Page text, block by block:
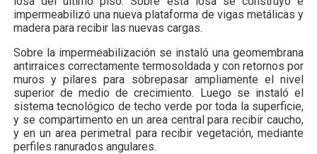
impermeabilizó una nueva plataforma de vigas metálicas y
madera para recibir las nuevas cargas.
Sobre la impermeabilización se instaló una geomembrana
antirraices correctamente termosoldada y con retornos por
muros y pilares para sobrepasar ampliamente el nivel
superior de medio de crecimiento. Luego se instaló el
sistema tecnológico de techo verde por toda la superficie,
y se compartimento en un area central para recibir caucho,
y en un area perimetral para recibir vegetación, mediante
perfiles ranurados angulares.